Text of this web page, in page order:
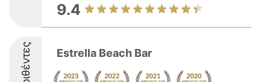
9.4
Estrella Beach Bar